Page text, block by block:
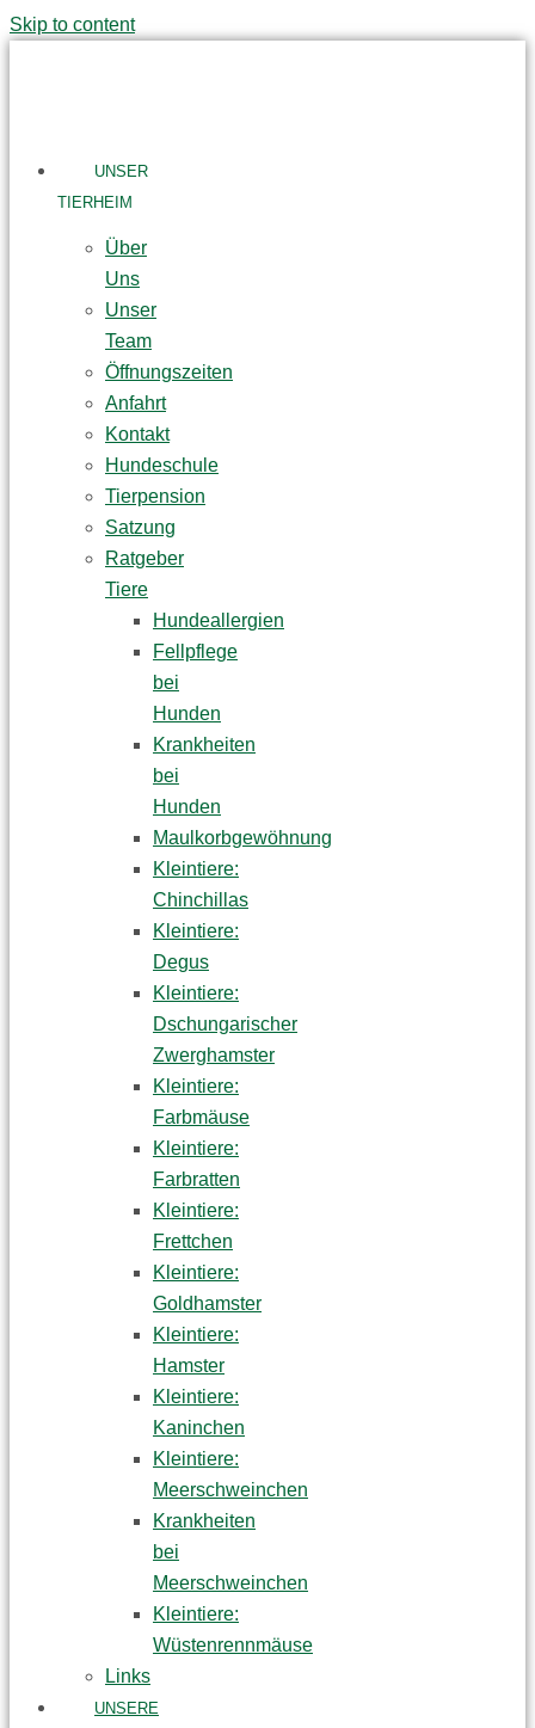
Skip to content
UNSER
TIERHEIM
Über
Uns
Unser
Team
Öffnungszeiten
Anfahrt
Kontakt
Hundeschule
Tierpension
Satzung
Ratgeber
Tiere
Hundeallergien
Fellpflege
bei
Hunden
Krankheiten
bei
Hunden
Maulkorbgewöhnung
Kleintiere:
Chinchillas
Kleintiere:
Degus
Kleintiere:
Dschungarischer
Zwerghamster
Kleintiere:
Farbmäuse
Kleintiere:
Farbratten
Kleintiere:
Frettchen
Kleintiere:
Goldhamster
Kleintiere:
Hamster
Kleintiere:
Kaninchen
Kleintiere:
Meerschweinchen
Krankheiten
bei
Meerschweinchen
Kleintiere:
Wüstenrennmäuse
Links
UNSERE